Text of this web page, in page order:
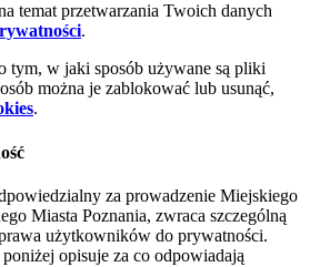
temat przetwarzania Twoich danych
.
tym, w jaki sposób używane są pliki
można je zablokować lub usunąć,
.
za prowadzenie Miejskiego
Miasta Poznania, zwraca szczególną
użytkowników do prywatności.
opisuje za co odpowiadają